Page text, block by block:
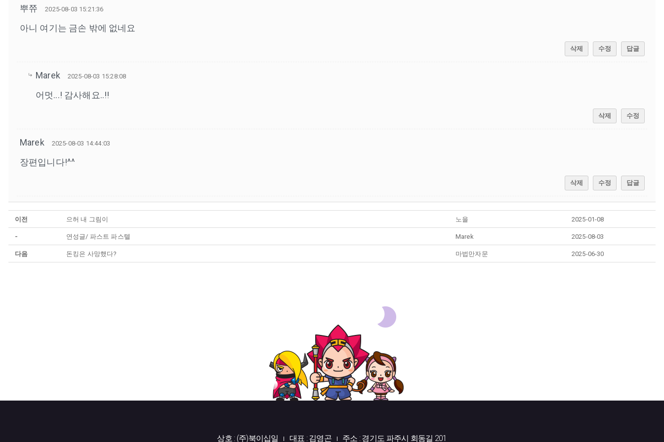
뿌쮸 2025-08-03 15:21:36
아니 여기는 금손 밖에 없네요
삭제 수정 답글
Marek 2025-08-03 15:28:08
어멋...! 감사해요..!!
삭제 수정
Marek 2025-08-03 14:44:03
장편입니다!^^
삭제 수정 답글
이전 으허 내 그림이 노을 2025-01-08
- 연성글/ 파스트 파스텔 Marek 2025-08-03
다음 돈킹은 사망했다? 마법만자문 2025-06-30
상호 : (주)북이십일 대표 : 김영곤 주소 : 경기도 파주시 회동길 201